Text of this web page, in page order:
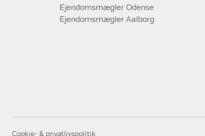
Ejendomsmægler Odense
Ejendomsmægler Aalborg
Cookie- & privatlivspolitik